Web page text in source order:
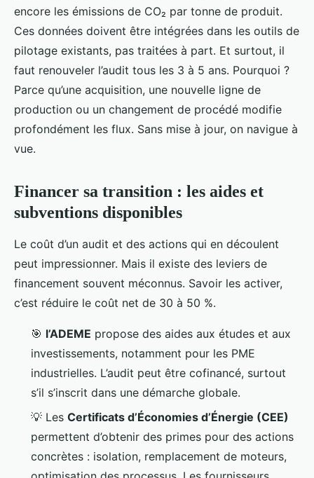
encore les émissions de CO₂ par tonne de produit.
Ces données doivent être intégrées dans les outils de
pilotage existants, pas traitées à part. Et surtout, il
faut renouveler l’audit tous les 3 à 5 ans. Pourquoi ?
Parce qu’une acquisition, une nouvelle ligne de
production ou un changement de procédé modifie
profondément les flux. Sans mise à jour, on navigue à
vue.
Financer sa transition : les aides et
subventions disponibles
Le coût d’un audit et des actions qui en découlent
peut impressionner. Mais il existe des leviers de
financement souvent méconnus. Savoir les activer,
c’est réduire le coût net de 30 à 50 %.
🎯 l’ADEME propose des aides aux études et aux
investissements, notamment pour les PME
industrielles. L’audit peut être cofinancé, surtout
s’il s’inscrit dans une démarche globale.
💡 Les Certificats d’Économies d’Énergie (CEE)
permettent d’obtenir des primes pour des actions
concrètes : isolation, remplacement de moteurs,